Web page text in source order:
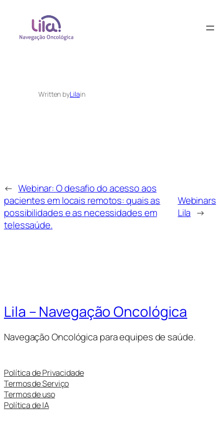
Written byLilain
← Webinar: O desafio do acesso aos
pacientes em locais remotos: quais as
possibilidades e as necessidades em
telessaúde.
Webinars
Lila →
Lila – Navegação Oncológica
Navegação Oncológica para equipes de saúde.
Política de Privacidade
Termos de Serviço
Termos de uso
Política de IA